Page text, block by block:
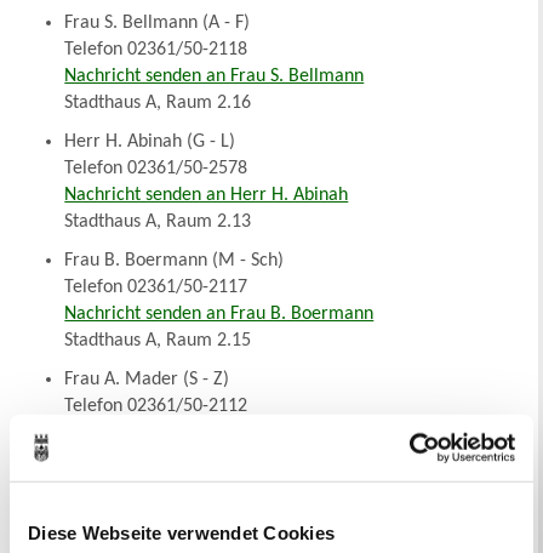
Diese Webseite verwendet Cookies
Frau S. Bellmann (A - F)
Telefon 02361/50-2118
Nachricht senden an Frau S. Bellmann
Stadthaus A, Raum 2.16
Herr H. Abinah (G - L)
Telefon 02361/50-2578
Nachricht senden an Herr H. Abinah
Stadthaus A, Raum 2.13
Frau B. Boermann (M - Sch)
Telefon 02361/50-2117
Nachricht senden an Frau B. Boermann
Stadthaus A, Raum 2.15
Frau A. Mader (S - Z)
Telefon 02361/50-2112
Sie suchen...